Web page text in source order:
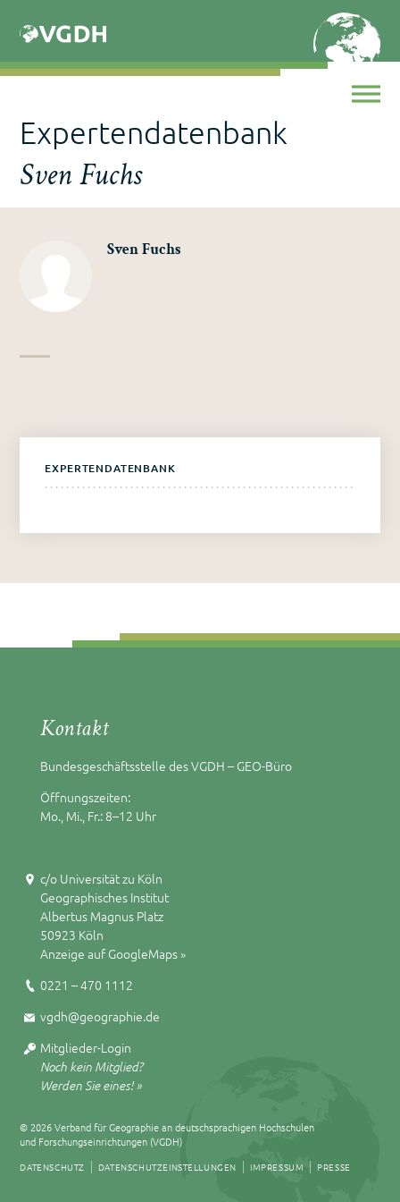
content
Expertendatenbank
Sven Fuchs
Sven Fuchs
EXPERTENDATENBANK
Kontakt
Bundesgeschäftsstelle des VGDH – GEO-Büro
Öffnungszeiten:
Mo., Mi., Fr.: 8–12 Uhr
c/o Universität zu Köln
Geographisches Institut
Albertus Magnus Platz
50923 Köln
Anzeige auf GoogleMaps »
0221 – 470 1112
vgdh@geographie.de
Mitglieder-Login
Noch kein Mitglied?
Werden Sie eines! »
© 2026 Verband für Geographie an deutschsprachigen Hochschulen
und Forschungseinrichtungen (VGDH)
DATENSCHUTZ DATENSCHUTZEINSTELLUNGEN IMPRESSUM PRESSE